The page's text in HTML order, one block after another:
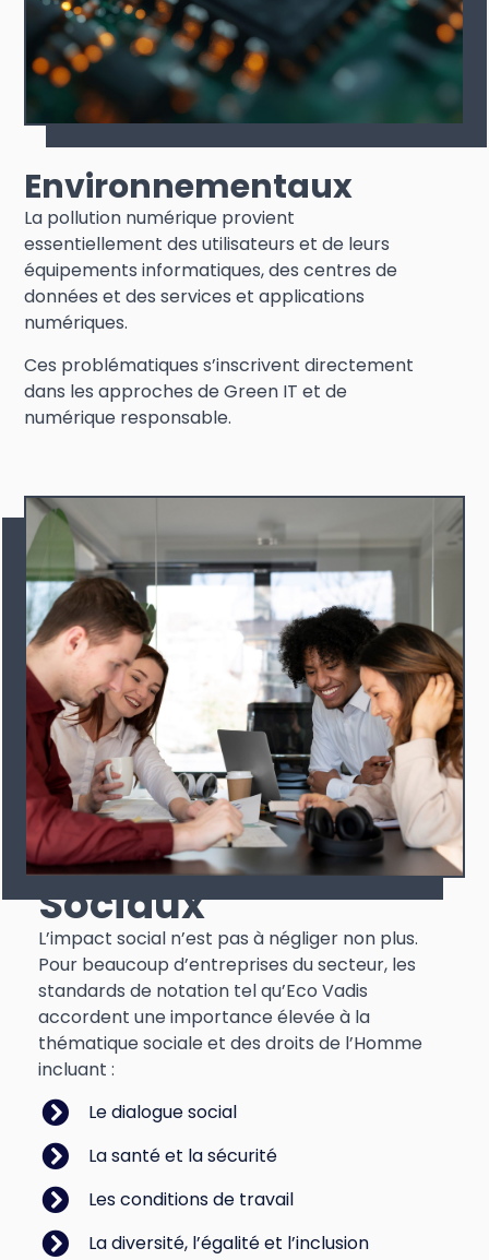
Environnementaux
La pollution numérique provient
essentiellement des utilisateurs et de leurs
équipements informatiques, des centres de
données et des services et applications
numériques.
Ces problématiques s’inscrivent directement
dans les approches de Green IT et de
numérique responsable.
Sociaux
L’impact social n’est pas à négliger non plus.
Pour beaucoup d’entreprises du secteur, les
standards de notation tel qu’Eco Vadis
accordent une importance élevée à la
thématique sociale et des droits de l’Homme
incluant :
Le dialogue social
La santé et la sécurité
Les conditions de travail
La diversité, l’égalité et l’inclusion